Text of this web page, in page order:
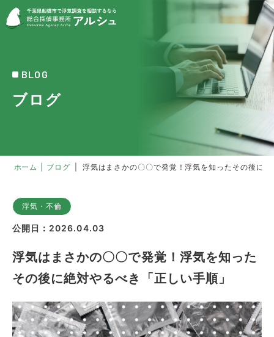
BLOG
ブログ
ホーム ブログ 浮気はまさかの〇〇で発覚！浮気を知ったその後に
浮気・不倫
公開日：2026.04.03
浮気はまさかの〇〇で発覚！浮気を知った
その後に絶対やるべき「正しい手順」